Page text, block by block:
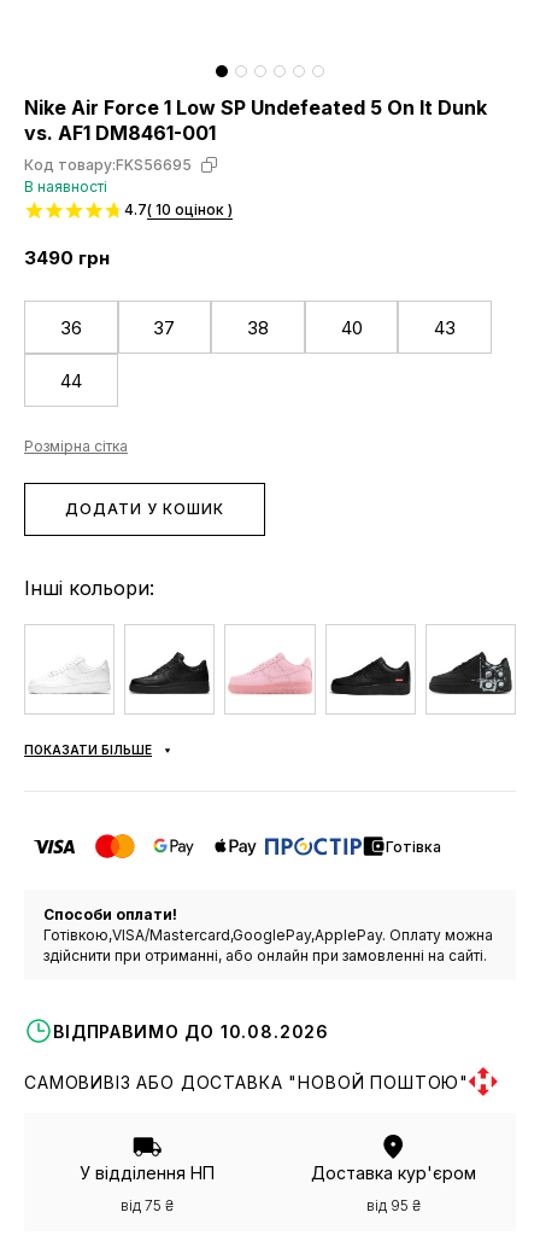
Nike Air Force 1 Low SP Undefeated 5 On It Dunk
vs. AF1 DM8461-001
Код товару:FKS56695
В наявності
4.7( 10 оцінок )
3490 грн
36 37 38 40 43
44
Розмірна сітка
ДОДАТИ У КОШИК
Інші кольори:
ПОКАЗАТИ БІЛЬШЕ
Готівка
Способи оплати!
Готівкою,VISA/Mastercard,GooglePay,ApplePay. Оплату можна
здійснити при отриманні, або онлайн при замовленні на сайті.
ВІДПРАВИМО ДО 10.08.2026
САМОВИВІЗ АБО ДОСТАВКА "НОВОЙ ПОШТОЮ"
У відділення НП
від 75 ₴
Доставка кур'єром
від 95 ₴